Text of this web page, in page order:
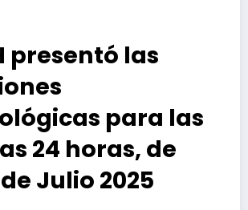
presentó las
para las
24 horas, de
Julio 2025